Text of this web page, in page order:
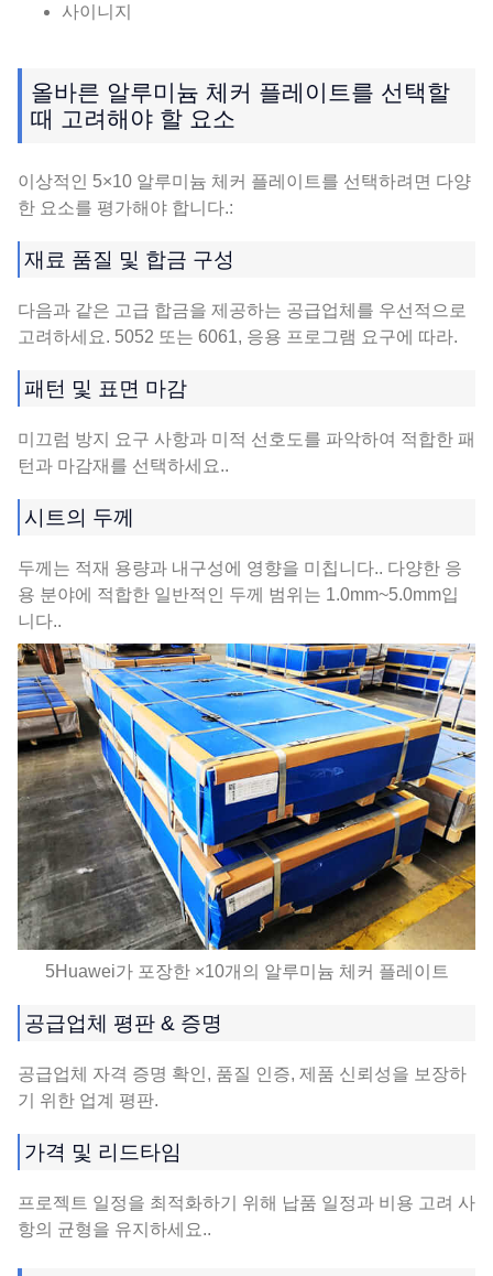
사이니지
올바른 알루미늄 체커 플레이트를 선택할
때 고려해야 할 요소
이상적인 5×10 알루미늄 체커 플레이트를 선택하려면 다양
한 요소를 평가해야 합니다.:
재료 품질 및 합금 구성
다음과 같은 고급 합금을 제공하는 공급업체를 우선적으로
고려하세요. 5052 또는 6061, 응용 프로그램 요구에 따라.
패턴 및 표면 마감
미끄럼 방지 요구 사항과 미적 선호도를 파악하여 적합한 패
턴과 마감재를 선택하세요..
시트의 두께
두께는 적재 용량과 내구성에 영향을 미칩니다.. 다양한 응
용 분야에 적합한 일반적인 두께 범위는 1.0mm~5.0mm입
니다..
5Huawei가 포장한 ×10개의 알루미늄 체커 플레이트
공급업체 평판 & 증명
공급업체 자격 증명 확인, 품질 인증, 제품 신뢰성을 보장하
기 위한 업계 평판.
가격 및 리드타임
프로젝트 일정을 최적화하기 위해 납품 일정과 비용 고려 사
항의 균형을 유지하세요..